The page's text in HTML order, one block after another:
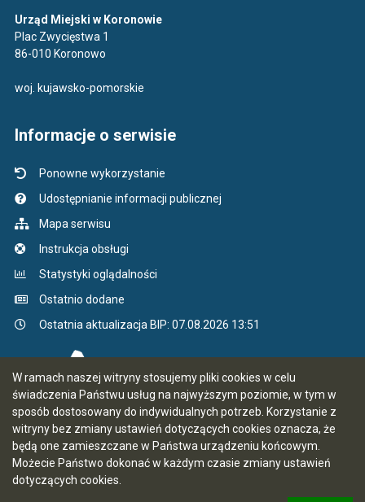
W ramach naszej witryny stosujemy pliki cookies w celu
świadczenia Państwu usług na najwyższym poziomie, w tym w
sposób dostosowany do indywidualnych potrzeb. Korzystanie z
witryny bez zmiany ustawień dotyczących cookies oznacza, że
będą one zamieszczane w Państwa urządzeniu końcowym.
Możecie Państwo dokonać w każdym czasie zmiany ustawień
dotyczących cookies.
Urząd Miejski w Koronowie
Plac Zwycięstwa 1
86-010 Koronowo
woj. kujawsko-pomorskie
Informacje o serwisie
Ponowne wykorzystanie
Udostępnianie informacji publicznej
Mapa serwisu
Instrukcja obsługi
Statystyki oglądalności
Ostatnio dodane
Ostatnia aktualizacja BIP: 07.08.2026 13:51